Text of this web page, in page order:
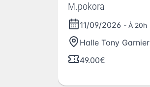
M.pokora
11/09/2026 - À 20h
Halle Tony Garnier
49.00€